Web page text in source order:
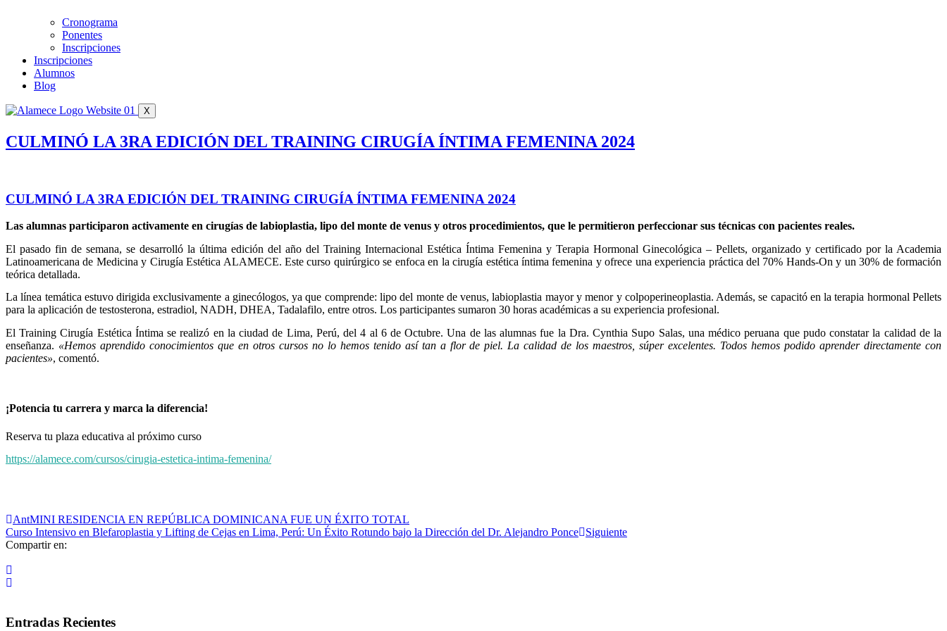
Cronograma
Ponentes
Inscripciones
Inscripciones
Alumnos
Blog
X
CULMINÓ LA 3RA EDICIÓN DEL TRAINING CIRUGÍA ÍNTIMA FEMENINA 2024
CULMINÓ LA 3RA EDICIÓN DEL TRAINING CIRUGÍA ÍNTIMA FEMENINA 2024
Las alumnas participaron activamente en cirugías de labioplastia, lipo del monte de venus y otros procedimientos, que le permitieron perfeccionar sus técnicas con pacientes reales.
El pasado fin de semana, se desarrolló la última edición del año del Training Internacional Estética Íntima Femenina y Terapia Hormonal Ginecológica – Pellets, organizado y certificado por la Academia
Latinoamericana de Medicina y Cirugía Estética ALAMECE. Este curso quirúrgico se enfoca en la cirugía estética íntima femenina y ofrece una experiencia práctica del 70% Hands-On y un 30% de formación
teórica detallada.
La línea temática estuvo dirigida exclusivamente a ginecólogos, ya que comprende: lipo del monte de venus, labioplastia mayor y menor y colpoperineoplastia. Además, se capacitó en la terapia hormonal Pellets
para la aplicación de testosterona, estradiol, NADH, DHEA, Tadalafilo, entre otros. Los participantes sumaron 30 horas académicas a su experiencia profesional.
El Training Cirugía Estética Íntima se realizó en la ciudad de Lima, Perú, del 4 al 6 de Octubre. Una de las alumnas fue la Dra. Cynthia Supo Salas, una médico peruana que pudo constatar la calidad de la
enseñanza. «Hemos aprendido conocimientos que en otros cursos no lo hemos tenido así tan a flor de piel. La calidad de los maestros, súper excelentes. Todos hemos podido aprender directamente con
pacientes», comentó.
¡Potencia tu carrera y marca la diferencia!
Reserva tu plaza educativa al próximo curso
https://alamece.com/cursos/cirugia-estetica-intima-femenina/
AntMINI RESIDENCIA EN REPÚBLICA DOMINICANA FUE UN ÉXITO TOTAL
Curso Intensivo en Blefaroplastia y Lifting de Cejas en Lima, Perú: Un Éxito Rotundo bajo la Dirección del Dr. Alejandro Ponce
Siguiente
Compartir en:
Entradas Recientes